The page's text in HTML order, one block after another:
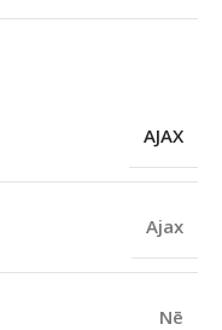
AJAX
Ajax
Nē